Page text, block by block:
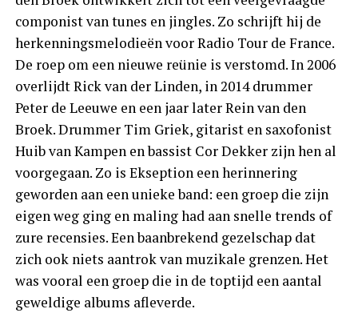
componist van tunes en jingles. Zo schrijft hij de
herkenningsmelodieën voor Radio Tour de France.
De roep om een nieuwe reünie is verstomd. In 2006
overlijdt Rick van der Linden, in 2014 drummer
Peter de Leeuwe en een jaar later Rein van den
Broek. Drummer Tim Griek, gitarist en saxofonist
Huib van Kampen en bassist Cor Dekker zijn hen al
voorgegaan. Zo is Ekseption een herinnering
geworden aan een unieke band: een groep die zijn
eigen weg ging en maling had aan snelle trends of
zure recensies. Een baanbrekend gezelschap dat
zich ook niets aantrok van muzikale grenzen. Het
was vooral een groep die in de toptijd een aantal
geweldige albums afleverde.